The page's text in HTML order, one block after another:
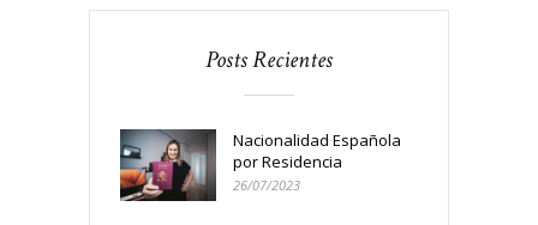
Posts Recientes
Nacionalidad Española
por Residencia
26/07/2023